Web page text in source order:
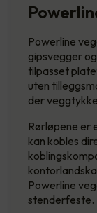
Powerline
gipsvegger
tilpasset
uten
der
Rørløpene er
kan kobles
Powerline
stenderfeste.